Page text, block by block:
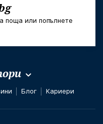
поща или попълнете
Блог Кариери